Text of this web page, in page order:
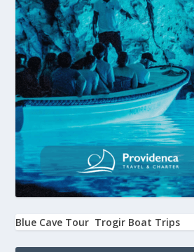
Blue Cave Tour Trogir Boat Trips